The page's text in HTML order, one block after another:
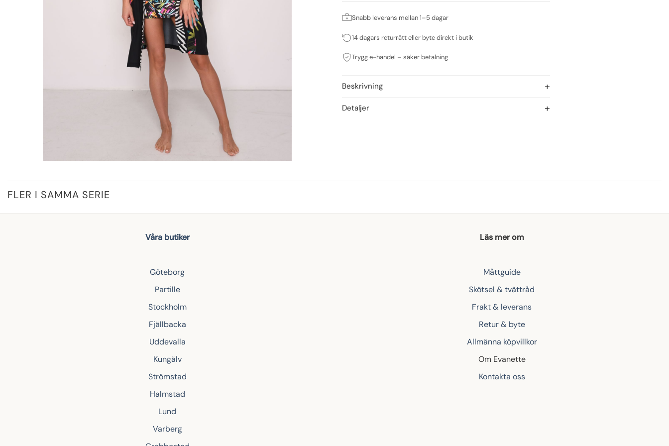
Snabb leverans mellan 1–5 dagar
14 dagars returrätt eller byte direkt i butik
Trygg e-handel – säker betalning
Beskrivning
Detaljer
FLER I SAMMA SERIE
Våra butiker
Göteborg
Partille
Stockholm
Fjällbacka
Uddevalla
Kungälv
Strömstad
Halmstad
Lund
Varberg
Läs mer om
Måttguide
Skötsel & tvättråd
Frakt & leverans
Retur & byte
Allmänna köpvillkor
Om Evanette
Kontakta oss